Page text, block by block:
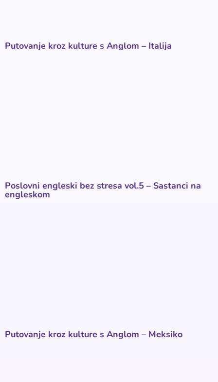
Putovanje kroz kulture s Anglom – Italija
Poslovni engleski bez stresa vol.5 – Sastanci na
engleskom
Putovanje kroz kulture s Anglom – Meksiko